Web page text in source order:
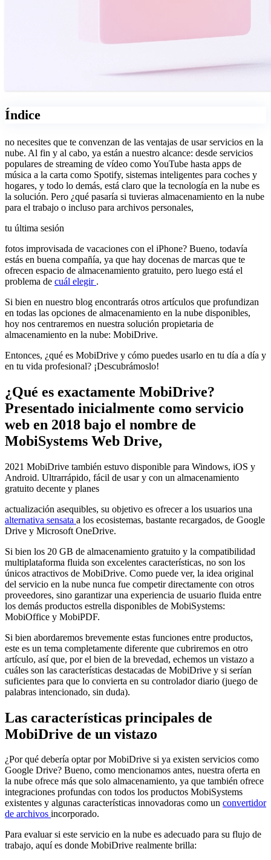
Índice
no necesites que te convenzan de las ventajas de usar servicios en la
nube. Al fin y al cabo, ya están a nuestro alcance: desde servicios
populares de streaming de vídeo como YouTube hasta apps de
música a la carta como Spotify, sistemas inteligentes para coches y
hogares, y todo lo demás, está claro que la tecnología en la nube es
la solución. Pero ¿qué pasaría si tuvieras almacenamiento en la nube
para el trabajo o incluso para archivos personales,
tu última sesión
fotos improvisada de vacaciones con el iPhone? Bueno, todavía
estás en buena compañía, ya que hay docenas de marcas que te
ofrecen espacio de almacenamiento gratuito, pero luego está el
problema de cuál elegir .
Si bien en nuestro blog encontrarás otros artículos que profundizan
en todas las opciones de almacenamiento en la nube disponibles,
hoy nos centraremos en nuestra solución propietaria de
almacenamiento en la nube: MobiDrive.
Entonces, ¿qué es MobiDrive y cómo puedes usarlo en tu día a día y
en tu vida profesional? ¡Descubrámoslo!
¿Qué es exactamente MobiDrive?
Presentado inicialmente como servicio
web en 2018 bajo el nombre de
MobiSystems Web Drive,
2021 MobiDrive también estuvo disponible para Windows, iOS y
Android. Ultrarrápido, fácil de usar y con un almacenamiento
gratuito decente y planes
actualización asequibles, su objetivo es ofrecer a los usuarios una
alternativa sensata a los ecosistemas, bastante recargados, de Google
Drive y Microsoft OneDrive.
Si bien los 20 GB de almacenamiento gratuito y la compatibilidad
multiplataforma fluida son excelentes características, no son los
únicos atractivos de MobiDrive. Como puede ver, la idea original
del servicio en la nube nunca fue competir directamente con otros
proveedores, sino garantizar una experiencia de usuario fluida entre
los demás productos estrella disponibles de MobiSystems:
MobiOffice y MobiPDF.
Si bien abordaremos brevemente estas funciones entre productos,
este es un tema completamente diferente que cubriremos en otro
artículo, así que, por el bien de la brevedad, echemos un vistazo a
cuáles son las características destacadas de MobiDrive y si serían
suficientes para que lo convierta en su controlador diario (juego de
palabras intencionado, sin duda).
Las características principales de
MobiDrive de un vistazo
¿Por qué debería optar por MobiDrive si ya existen servicios como
Google Drive? Bueno, como mencionamos antes, nuestra oferta en
la nube ofrece más que solo almacenamiento, ya que también ofrece
integraciones profundas con todos los productos MobiSystems
existentes y algunas características innovadoras como un convertidor
de archivos incorporado.
Para evaluar si este servicio en la nube es adecuado para su flujo de
trabajo, aquí es donde MobiDrive realmente brilla: